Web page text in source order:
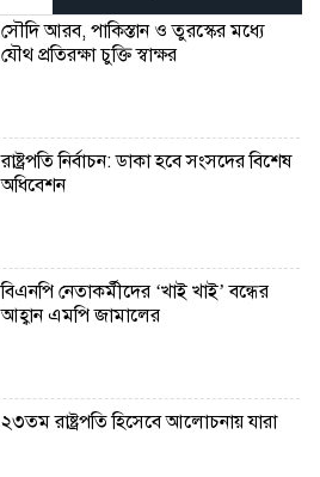
সৌদি আরব, পাকিস্তান ও তুরস্কের মধ্যে
যৌথ প্রতিরক্ষা চুক্তি স্বাক্ষর
রাষ্ট্রপতি নির্বাচন: ডাকা হবে সংসদের বিশেষ
অধিবেশন
বিএনপি নেতাকর্মীদের ‘খাই খাই’ বন্ধের
আহ্বান এমপি জামালের
২৩তম রাষ্ট্রপতি হিসেবে আলোচনায় যারা